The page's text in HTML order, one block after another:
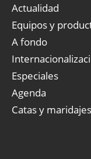
Actualidad
Equipos y
A fondo
Especiales
Agenda
Catas y maridajes